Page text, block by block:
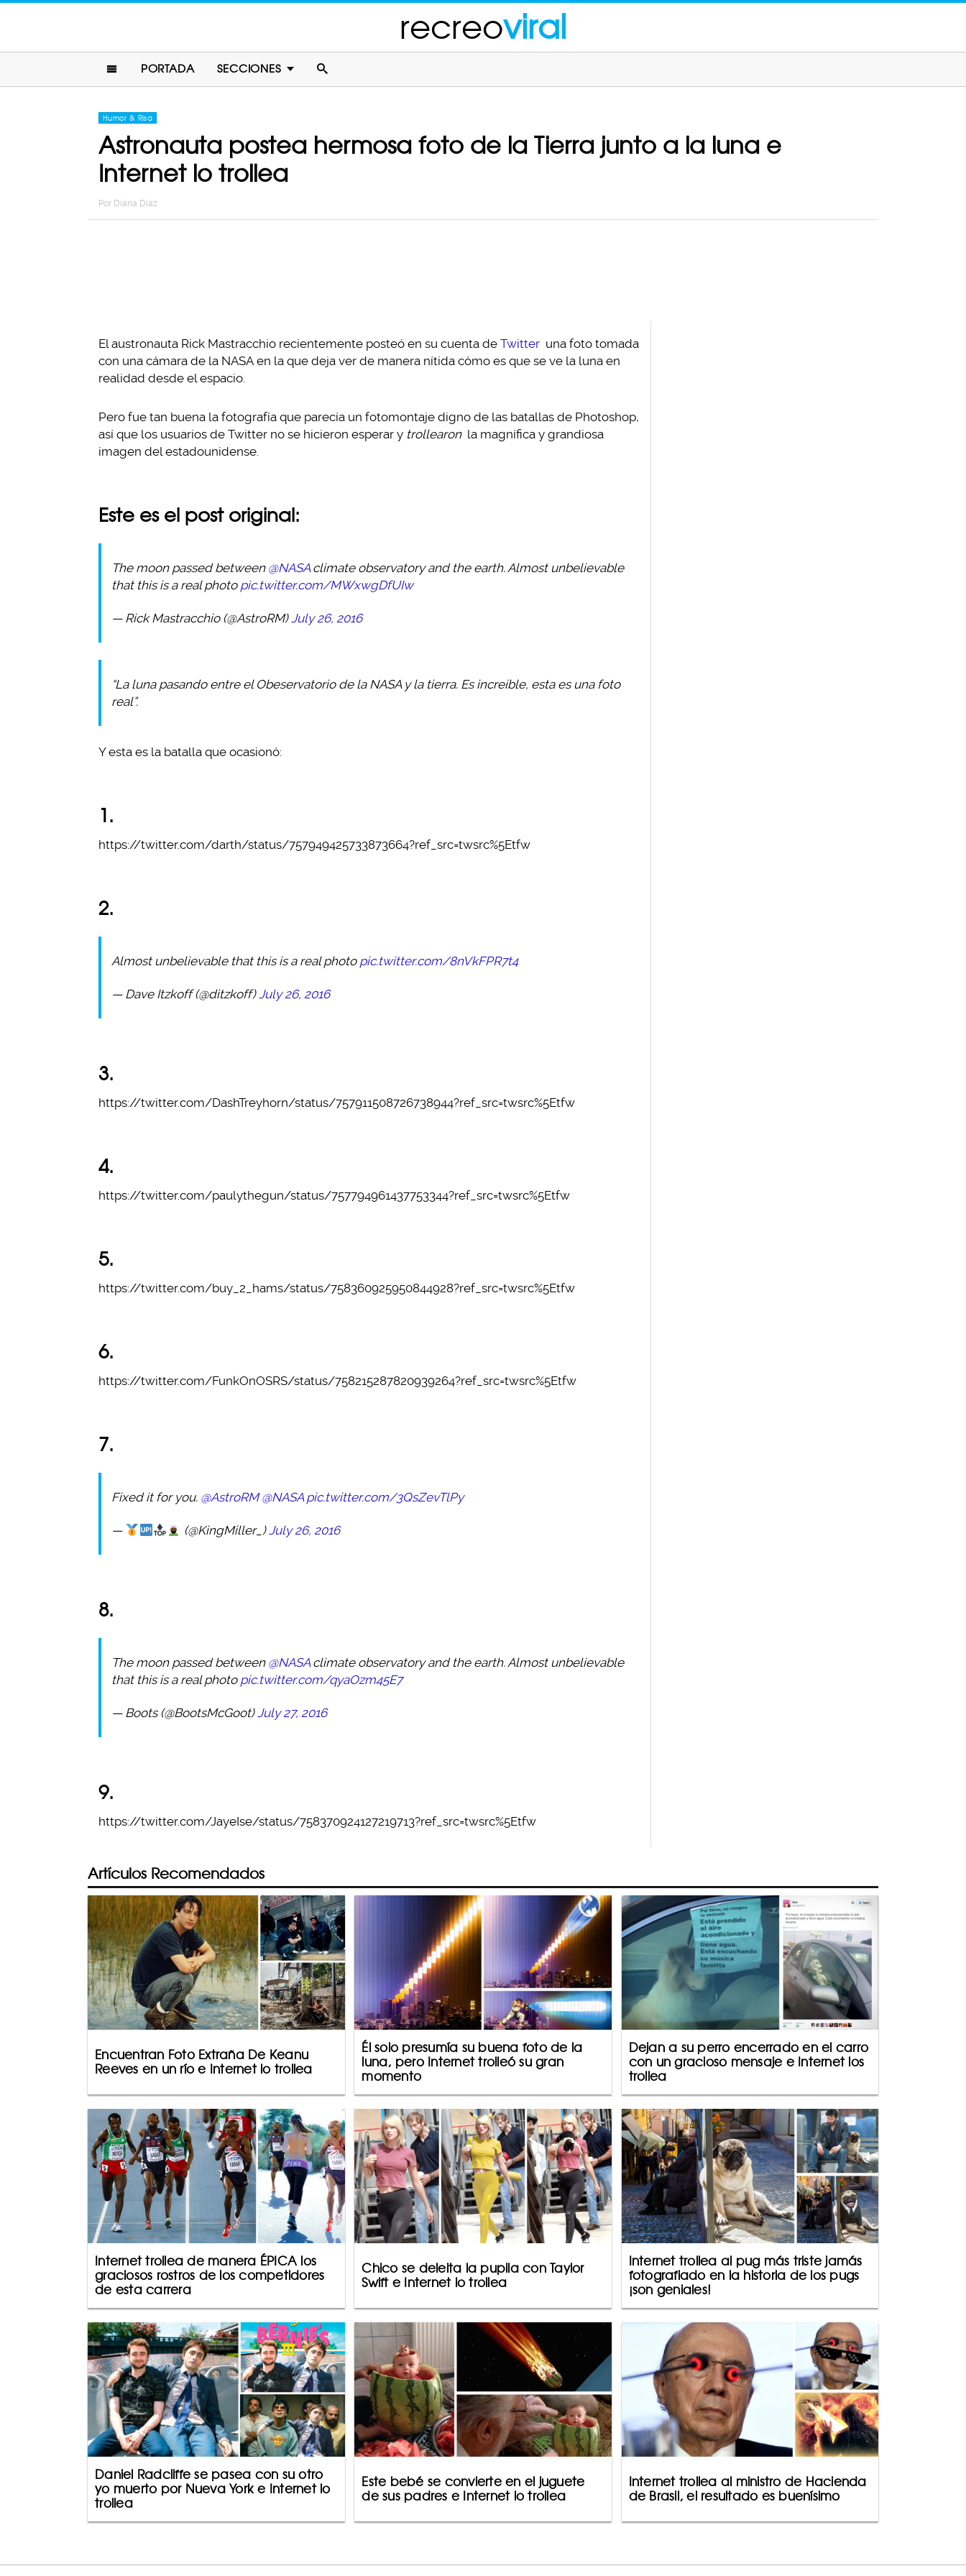
recreoviral
PORTADA SECCIONES
Humor & Risa
Astronauta postea hermosa foto de la Tierra junto a la luna e
Internet lo trollea
Por Diana Diaz
El austronauta Rick Mastracchio recientemente posteó en su cuenta de Twitter una foto tomada
con una cámara de la NASA en la que deja ver de manera nítida cómo es que se ve la luna en
realidad desde el espacio.
Pero fue tan buena la fotografía que parecía un fotomontaje digno de las batallas de Photoshop,
así que los usuarios de Twitter no se hicieron esperar y trollearon la magnífica y grandiosa
imagen del estadounidense.
Este es el post original:
The moon passed between @NASAclimate observatory and the earth. Almost unbelievable
that this is a real photo pic.twitter.com/MWxwgDfUIw
— Rick Mastracchio (@AstroRM)July 26, 2016
“La luna pasando entre el Obeservatorio de la NASA y la tierra. Es increíble, esta es una foto
real”.
Y esta es la batalla que ocasionó:
1.
https://twitter.com/darth/status/757949425733873664?ref_src=twsrc%5Etfw
2.
Almost unbelievable that this is a real photo pic.twitter.com/8nVkFPR7t4
— Dave Itzkoff (@ditzkoff)July 26, 2016
3.
https://twitter.com/DashTreyhorn/status/757911508726738944?ref_src=twsrc%5Etfw
4.
https://twitter.com/paulythegun/status/757794961437753344?ref_src=twsrc%5Etfw
5.
https://twitter.com/buy_2_hams/status/758360925950844928?ref_src=twsrc%5Etfw
6.
https://twitter.com/FunkOnOSRS/status/758215287820939264?ref_src=twsrc%5Etfw
7.
Fixed it for you. @AstroRM @NASA pic.twitter.com/3QsZevTlPy
— (@KingMiller_)July 26, 2016
8.
The moon passed between @NASAclimate observatory and the earth. Almost unbelievable
that this is a real photo pic.twitter.com/qyaOzm45E7
— Boots (@BootsMcGoot)July 27, 2016
9.
https://twitter.com/JayeIse/status/758370924127219713?ref_src=twsrc%5Etfw
Artículos Recomendados
Encuentran Foto Extraña De Keanu
Reeves en un río e Internet lo trollea
Él solo presumía su buena foto de la
luna, pero Internet trolleó su gran
momento
Dejan a su perro encerrado en el carro
con un gracioso mensaje e Internet los
trollea
Internet trollea de manera ÉPICA los
graciosos rostros de los competidores
de esta carrera
Chico se deleita la pupila con Taylor
Swift e Internet lo trollea
Internet trollea al pug más triste jamás
fotografiado en la historia de los pugs
¡son geniales!
Daniel Radcliffe se pasea con su otro
yo muerto por Nueva York e Internet lo
trollea
Este bebé se convierte en el juguete
de sus padres e Internet lo trollea
Internet trollea al ministro de Hacienda
de Brasil, el resultado es buenísimo